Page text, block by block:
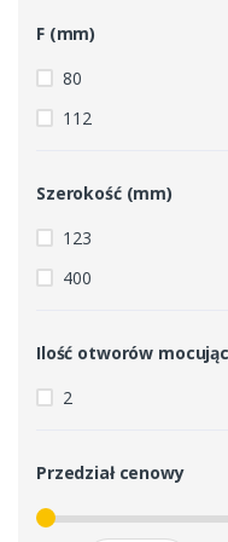
F (mm)
80
112
Szerokość (mm)
123
400
Ilość otworów
2
Przedział cenowy